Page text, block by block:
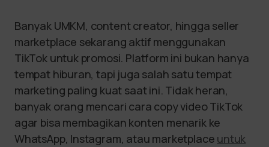
Banyak UMKM, content creator, hingga seller
marketplace sekarang aktif menggunakan
TikTok untuk promosi. Platform ini bukan hanya
tempat hiburan, tapi juga salah satu tempat
marketing paling kuat saat ini. Tidak heran,
banyak orang mencari cara copy video TikTok
agar bisa membagikan konten menarik ke
WhatsApp, Instagram, atau marketplace untuk